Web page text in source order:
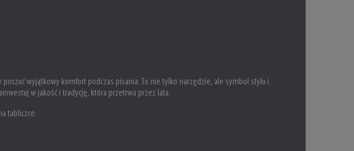
poczuć wyjątkowy komfort podczas pisania. To nie tylko narzędzie, ale symbol stylu i
w jakość i tradycję, która przetrwa przez lata.
tabliczce.